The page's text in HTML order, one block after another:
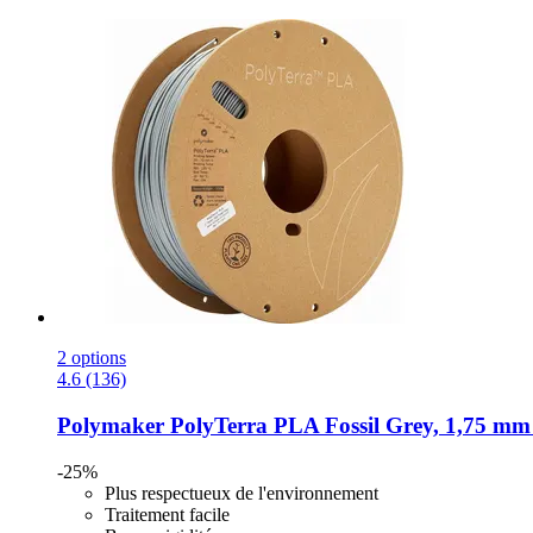
2 options
4.6 (136)
Polymaker PolyTerra PLA Fossil Grey, 1,75
-25%
Plus respectueux de l'environnement
Traitement facile